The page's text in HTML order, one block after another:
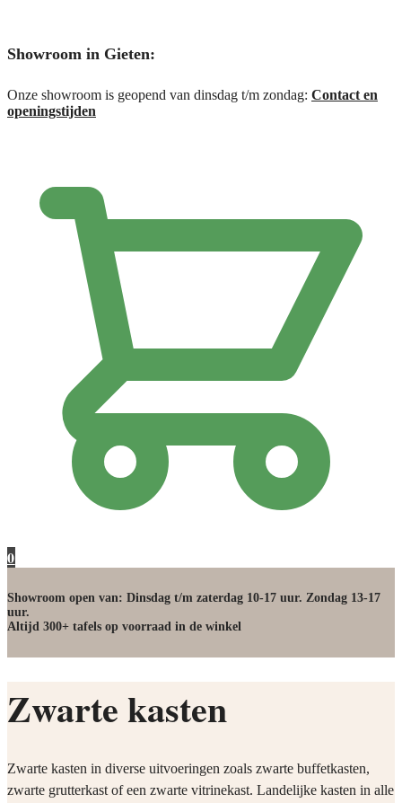
Showroom in Gieten:
Onze showroom is geopend van dinsdag t/m zondag: Contact en
openingstijden
0
Showroom open van: Dinsdag t/m zaterdag 10-17 uur. Zondag 13-17
uur.
Altijd 300+ tafels op voorraad in de winkel
Zwarte kasten
Zwarte kasten in diverse uitvoeringen zoals zwarte buffetkasten,
zwarte grutterkast of een zwarte vitrinekast. Landelijke kasten in alle